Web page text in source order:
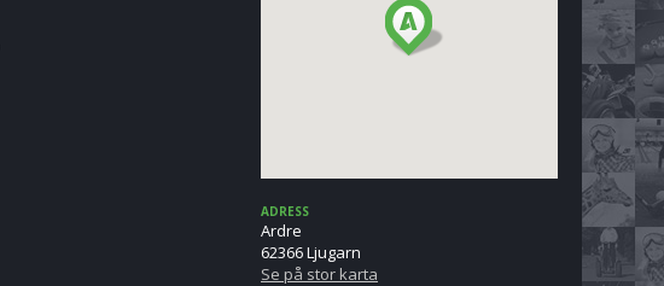
ADRESS
Ardre
62366 Ljugarn
Se på stor karta